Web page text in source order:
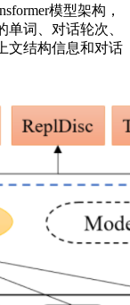
模型架构，
词、对话轮次、
文结构信息和对话